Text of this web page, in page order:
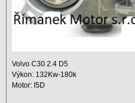
Volvo C30 2.4 D5
Výkon: 132Kw-180k
Motor: I5D